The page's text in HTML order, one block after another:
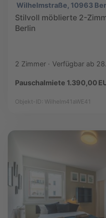
Wilhelmstraße, 10963
Stilvoll möblierte 2-
Berlin
2 Zimmer Verfügbar ab
Pauschalmiete 1.390,00
Objekt-ID: Wilhelm41aWE41